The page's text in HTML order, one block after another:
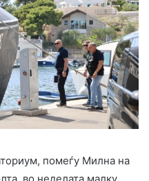
помеѓу Милна на
во неделата малку